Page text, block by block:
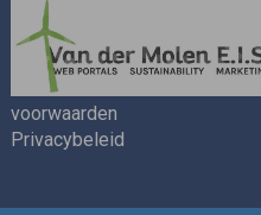
voorwaarden
Privacybeleid